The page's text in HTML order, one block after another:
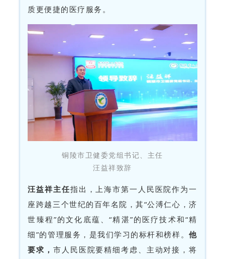
质更便捷的医疗服务。
铜陵市卫健委党组书记、主任
汪益祥致辞
汪益祥主任指出，上海市第一人民医院作为一
座跨越三个世纪的百年名院，其“公溥仁心，济
世臻程”的文化底蕴、“精湛”的医疗技术和“精
细”的管理服务，是我们学习的标杆和榜样。他
要求，市人民医院要精细考虑、主动对接，将